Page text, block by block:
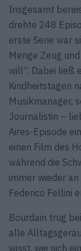
Insgesamt
drehte 248
erste Serie war
Menge Zeug
will”. Dabei ließ
Kindheitstagen
Musikmanager,
Journalistin –
Aires-Episode
einen Film des
während die
immer wieder
Federico Fellini
Bourdain trug
alle
wisst, wie sich